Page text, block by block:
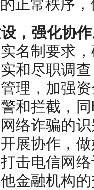
正常秩序
，强化协作
名制要求
和尽职调
理，加强
和拦截，
络诈骗的
展协作，
击电信网
金融机构